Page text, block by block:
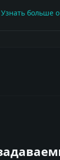
Узнать больше